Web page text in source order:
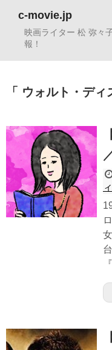
c-movie.jp
映画ライター 松 弥々
報！
ウォルト・ディ